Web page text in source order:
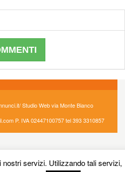
Studio Web via Monte Bianco
P. IVA 02447100757 tel 393 3310857
nostri servizi. Utilizzando tali servizi,